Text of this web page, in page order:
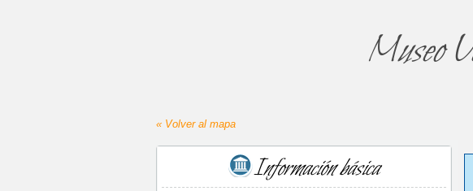
Museo
« Volver al mapa
Información básica